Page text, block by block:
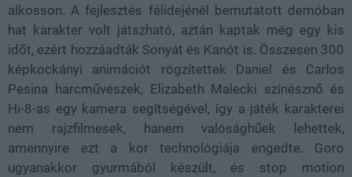
alkosson. A fejlesztés félidejénél bemutatott demóban
hat karakter volt játszható, aztán kaptak még egy kis
időt, ezért hozzáadták Sonyát és Kanót is. Összesen 300
képkockányi animációt rögzítettek Daniel és Carlos
Pesina harcművészek, Elizabeth Malecki színésznő és
Hi-8-as egy kamera segítségével, így a játék karakterei
nem rajzfilmesek, hanem valósághűek lehettek,
amennyire ezt a kor technológiája engedte. Goro
ugyanakkor gyurmából készült, és stop motion